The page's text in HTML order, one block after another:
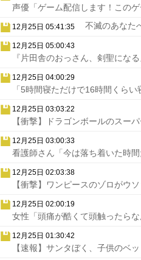
声優「ゲーム配信します！この
12月25日 05:41:35 不滅のあなた
12月25日 05:00:43
『片田舎のおっさん、剣聖にな
12月25日 04:00:29
「5時間寝ただけで16時間くらい
12月25日 03:03:22
【衝撃】ドラゴンボールのスー
12月25日 03:00:33
看護師さん「今は落ち着いた時間
12月25日 02:03:38
【衝撃】ワンピースのゾロがウ
12月25日 02:00:19
女性「頭痛が酷くて頭触ったらな
12月25日 01:30:42
【速報】サンタぼく、子供のベッ